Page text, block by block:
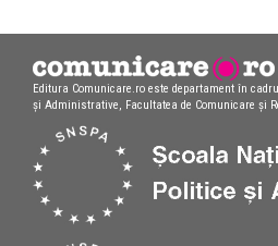
Editura Comunicare.ro este departament în
și Administrative, Facultatea de Comunicare și